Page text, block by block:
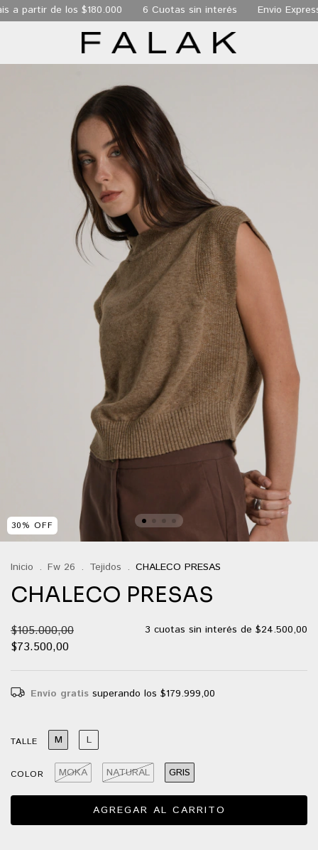
los $180.000 6 Cuotas sin interés Envio Express de 24
30% OFF
Inicio . Fw 26 . Tejidos . CHALECO PRESAS
CHALECO PRESAS
$105.000,00
$73.500,00
3 cuotas sin interés de $24.500,00
Envío gratis superando los $179.999,00
TALLE M L
COLOR MOKA NATURAL GRIS